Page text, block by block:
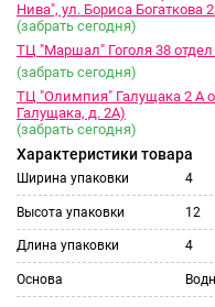
Нива", ул. Бориса Богаткова
(забрать сегодня)
ТЦ "Маршал" Гоголя 38
(забрать сегодня)
ТЦ "Олимпия" Галущака 2 А
Галущака, д. 2А)
(забрать сегодня)
Характеристики товара
Ширина упаковки 4
Высота упаковки 12
Длина упаковки 4
Основа